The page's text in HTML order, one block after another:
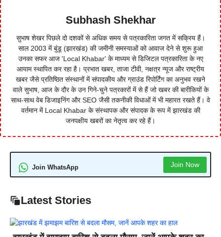
Subhash Shekhar
सुभाष शेखर पिछले दो दशकों से अधिक समय से पत्रकारिता जगत में सक्रिय हैं।
साल 2003 में बुंडू (झारखंड) की जमीनी समस्याओं को आवाज देने से शुरू हुआ
उनका सफर आज 'Local Khabar' के माध्यम से डिजिटल पत्रकारिता के नए
आयाम स्थापित कर रहा है। प्रभात खबर, ताजा टीवी, नक्षत्र न्यूज और राष्ट्रीय
खबर जैसे प्रतिष्ठित संस्थानों में संपादकीय और ग्राउंड रिपोर्टिंग का अनुभव रखने
वाले सुभाष, आज के दौर के उन गिने-चुने पत्रकारों में से हैं जो खबर की बारीकियों के
साथ-साथ वेब डिजाइनिंग और SEO जैसी तकनीकी विधाओं में भी महारत रखते हैं। वे
वर्तमान में Local Khabar के संस्थापक और संपादक के रूप में झारखंड की
जनपक्षीय खबरों का नेतृत्व कर रहे हैं।
Join WhatsApp Join Now
Latest Stories